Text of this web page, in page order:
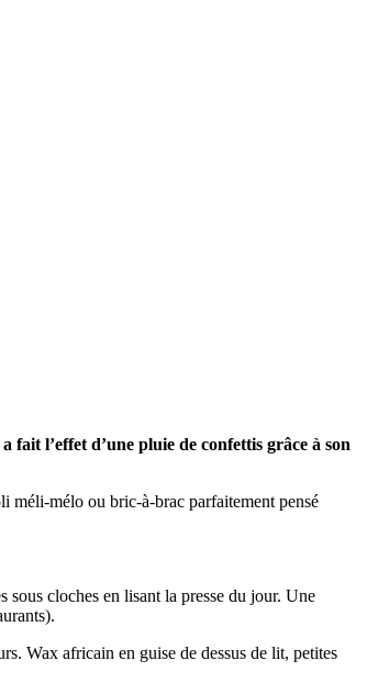
l’effet d’une pluie de confettis grâce à son
méli-mélo ou bric-à-brac parfaitement pensé
sous cloches en lisant la presse du jour. Une
Wax africain en guise de dessus de lit, petites